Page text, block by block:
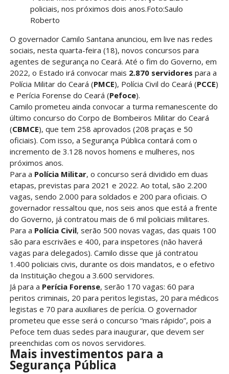
policiais, nos próximos dois anos.Foto:Saulo
Roberto
O governador Camilo Santana anunciou, em live nas redes
sociais, nesta quarta-feira (18), novos concursos para
agentes de segurança no Ceará. Até o fim do Governo, em
2022, o Estado irá convocar mais 2.870 servidores para a
Polícia Militar do Ceará (PMCE), Polícia Civil do Ceará (PCCE)
e Perícia Forense do Ceará (Pefoce).
Camilo prometeu ainda convocar a turma remanescente do
último concurso do Corpo de Bombeiros Militar do Ceará
(CBMCE), que tem 258 aprovados (208 praças e 50
oficiais). Com isso, a Segurança Pública contará com o
incremento de 3.128 novos homens e mulheres, nos
próximos anos.
Para a Polícia Militar, o concurso será dividido em duas
etapas, previstas para 2021 e 2022. Ao total, são 2.200
vagas, sendo 2.000 para soldados e 200 para oficiais. O
governador ressaltou que, nos seis anos que está a frente
do Governo, já contratou mais de 6 mil policiais militares.
Para a Polícia Civil, serão 500 novas vagas, das quais 100
são para escrivães e 400, para inspetores (não haverá
vagas para delegados). Camilo disse que já contratou
1.400 policiais civis, durante os dois mandatos, e o efetivo
da Instituição chegou a 3.600 servidores.
Já para a Perícia Forense, serão 170 vagas: 60 para
peritos criminais, 20 para peritos legistas, 20 para médicos
legistas e 70 para auxiliares de perícia. O governador
prometeu que esse será o concurso “mais rápido”, pois a
Pefoce tem duas sedes para inaugurar, que devem ser
preenchidas com os novos servidores.
Mais investimentos para a
Segurança Pública